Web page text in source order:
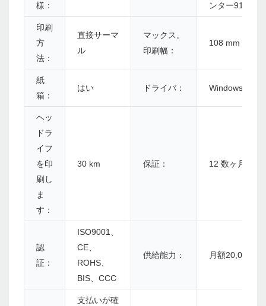
様：
ンター910
印刷
方
法：
直接サーマ
ル
マックス。
印刷幅：
108 mm（
紙
箱：
はい ドライバ： Windows/
ヘッ
ドラ
イフ
を印
刷し
ま
す：
30 km 保証： 12 数ヶ月
認
証：
ISO9001、
CE、
ROHS、
BIS、CCC
供給能力： 月額20,000個
支払いが確